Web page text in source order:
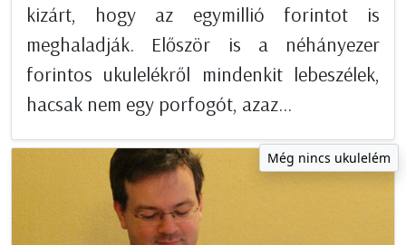
kizárt, hogy az egymillió forintot is
meghaladják. Először is a néhányezer
forintos ukulelékről mindenkit lebeszélek,
hacsak nem egy porfogót, azaz...
Még nincs ukulelém